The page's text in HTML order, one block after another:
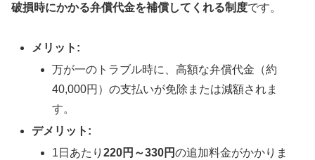
破損時にかかる弁償代金を補償してくれる制度です。
メリット:
万が一のトラブル時に、高額な弁償代金（約
40,000円）の支払いが免除または減額されま
す。
デメリット:
1日あたり220円～330円の追加料金がかかりま